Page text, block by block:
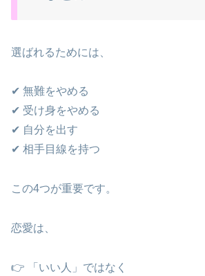
選ばれるためには、
✔ 無難をやめる
✔ 受け身をやめる
✔ 自分を出す
✔ 相手目線を持つ
この4つが重要です。
恋愛は、
👉 「いい人」ではなく